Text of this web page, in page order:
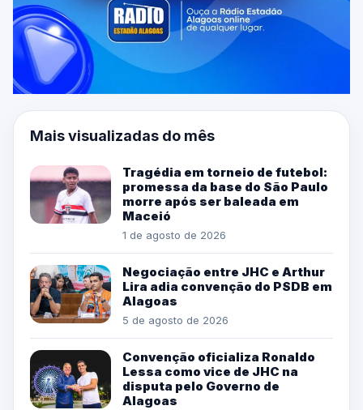
Mais visualizadas do mês
Tragédia em torneio de futebol:
promessa da base do São Paulo
morre após ser baleada em
Maceió
1 de agosto de 2026
Negociação entre JHC e Arthur
Lira adia convenção do PSDB em
Alagoas
5 de agosto de 2026
Convenção oficializa Ronaldo
Lessa como vice de JHC na
disputa pelo Governo de
Alagoas